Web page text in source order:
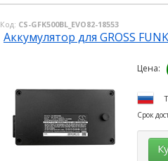
Код: CS-GFK500BL_EVO82-18553
Аккумулятор для GROSS
Цена:
Срок